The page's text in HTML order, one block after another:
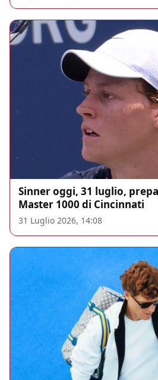
Sinner oggi, 31 luglio,
Master 1000 di Cincinnati
31 Luglio 2026, 14:08